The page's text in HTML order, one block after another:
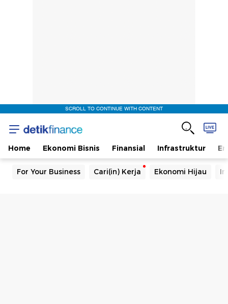
SCROLL TO CONTINUE WITH CONTENT
Home Ekonomi Bisnis Finansial Infrastruktur
For Your Business Cari(in) Kerja Ekonomi Hijau